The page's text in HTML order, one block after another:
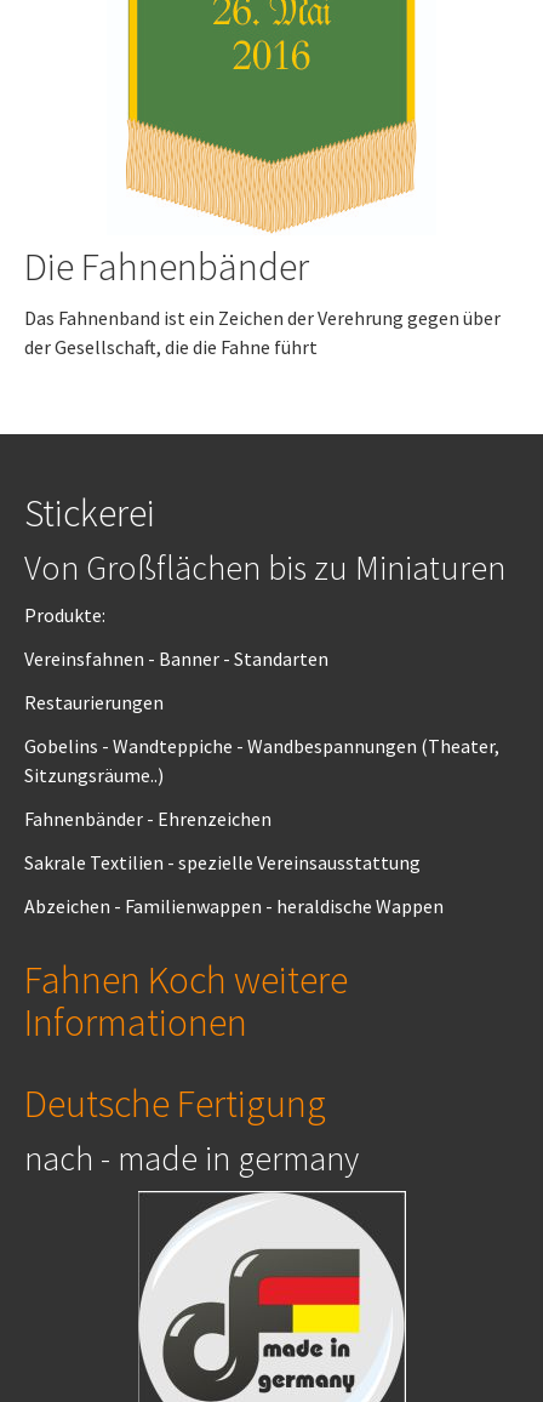
Die Fahnenbänder
Das Fahnenband ist ein Zeichen der Verehrung gegen über
der Gesellschaft, die die Fahne führt
Stickerei
Von Großflächen bis zu Miniaturen
Produkte:
Vereinsfahnen - Banner - Standarten
Restaurierungen
Gobelins - Wandteppiche - Wandbespannungen (Theater,
Sitzungsräume..)
Fahnenbänder - Ehrenzeichen
Sakrale Textilien - spezielle Vereinsausstattung
Abzeichen - Familienwappen - heraldische Wappen
Fahnen Koch weitere
Informationen
Deutsche Fertigung
nach - made in germany